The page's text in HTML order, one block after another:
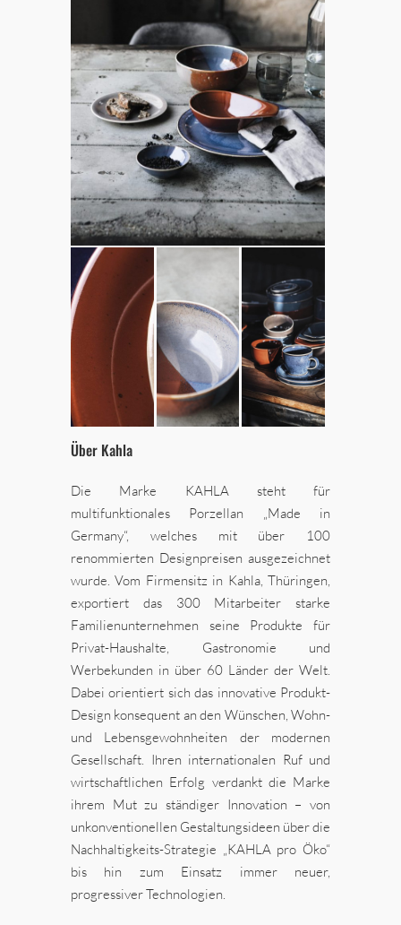
Über Kahla
Die Marke KAHLA steht für
multifunktionales Porzellan „Made in
Germany“, welches mit über 100
renommierten Designpreisen ausgezeichnet
wurde. Vom Firmensitz in Kahla, Thüringen,
exportiert das 300 Mitarbeiter starke
Familienunternehmen seine Produkte für
Privat-Haushalte, Gastronomie und
Werbekunden in über 60 Länder der Welt.
Dabei orientiert sich das innovative Produkt-
Design konsequent an den Wünschen, Wohn-
und Lebensgewohnheiten der modernen
Gesellschaft. Ihren internationalen Ruf und
wirtschaftlichen Erfolg verdankt die Marke
ihrem Mut zu ständiger Innovation – von
unkonventionellen Gestaltungsideen über die
Nachhaltigkeits-Strategie „KAHLA pro Öko“
bis hin zum Einsatz immer neuer,
progressiver Technologien.